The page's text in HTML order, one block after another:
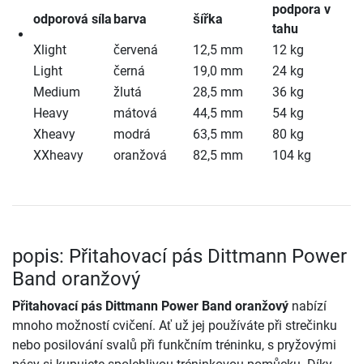
odporová sílabarva šířka
podpora v
tahu
Xlight
červená 12,5 mm
12 kg
Light
černá 19,0 mm
24 kg
Medium
žlutá 28,5 mm
36 kg
Heavy
mátová 44,5 mm
54 kg
Xheavy
modrá 63,5 mm
80 kg
XXheavy
oranžová 82,5 mm 104 kg
popis: Přitahovací pás Dittmann Power
Band oranžový
Přitahovací pás Dittmann Power Band oranžový nabízí
mnoho možností cvičení. Ať už jej používáte při strečinku
nebo posilování svalů při funkčním tréninku, s pryžovými